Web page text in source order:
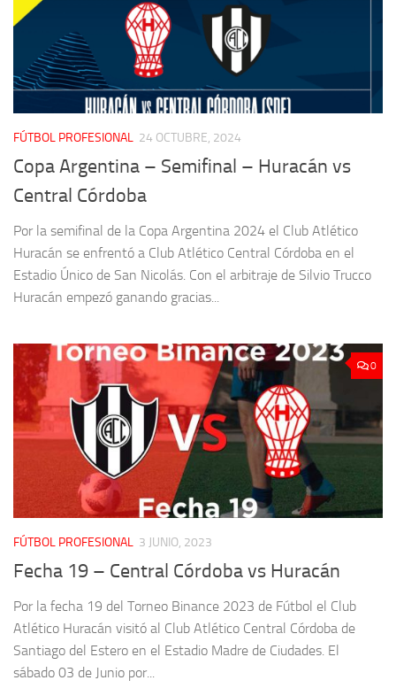
FÚTBOL PROFESIONAL 24 OCTUBRE, 2024
Copa Argentina – Semifinal – Huracán vs
Central Córdoba
Por la semifinal de la Copa Argentina 2024 el Club Atlético
Huracán se enfrentó a Club Atlético Central Córdoba en el
Estadio Único de San Nicolás. Con el arbitraje de Silvio Trucco
Huracán empezó ganando gracias...
0
FÚTBOL PROFESIONAL 3 JUNIO, 2023
Fecha 19 – Central Córdoba vs Huracán
Por la fecha 19 del Torneo Binance 2023 de Fútbol el Club
Atlético Huracán visitó al Club Atlético Central Córdoba de
Santiago del Estero en el Estadio Madre de Ciudades. El
sábado 03 de Junio por...